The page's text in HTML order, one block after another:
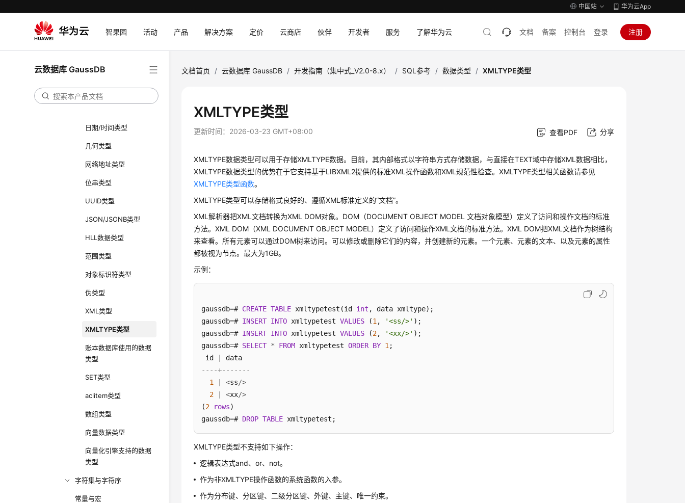
中国站 华为云App
智果园 活动 产品 解决方案 定价 云商店 伙伴 开发者 服务 了解华为云 文档 备案 控制台 登录 注册
云数据库 GaussDB
数值类型
布尔类型
字符类型
日期/时间类型
几何类型
网络地址类型
位串类型
UUID类型
JSON/JSONB类型
HLL数据类型
范围类型
对象标识符类型
伪类型
XML类型
XMLTYPE类型
账本数据库使用的数据
类型
SET类型
aclitem类型
数组类型
向量数据类型
向量化引擎支持的数据
类型
字符集与字符序
常量与宏
文档首页 / 云数据库 GaussDB / 开发指南（集中式_V2.0-8.x） / SQL参考 / 数据类型 / XMLTYPE类型
XMLTYPE类型
更新时间： 2026-03-23 GMT+08:00 查看PDF 分享
XMLTYPE数据类型可以用于存储XMLTYPE数据。目前，其内部格式以字符串方式存储数据，与直接在TEXT域中存储XML数据相比，
XMLTYPE数据类型的优势在于它支持基于LIBXML2提供的标准XML操作函数和XML规范性检查。XMLTYPE类型相关函数请参见
XMLTYPE类型函数。
XMLTYPE类型可以存储格式良好的、遵循XML标准定义的“文档”。
XML解析器把XML文档转换为XML DOM对象。DOM（DOCUMENT OBJECT MODEL 文档对象模型）定义了访问和操作文档的标准
方法。XML DOM（XML DOCUMENT OBJECT MODEL）定义了访问和操作XML文档的标准方法。XML DOM把XML文档作为树结构
来查看。所有元素可以通过DOM树来访问。可以修改或删除它们的内容，并创建新的元素。一个元素、元素的文本、以及元素的属性
都被视为节点。最大为1GB。
示例：
gaussdb=# CREATE TABLE xmltypetest(id int , data xmltype);
gaussdb=# INSERT INTO xmltypetest VALUES (1 , '<ss/>' );
gaussdb=# INSERT INTO xmltypetest VALUES (2, '<xx/>' );
gaussdb=# SELECT * FROM xmltypetest ORDER BY 1 ;
id
----+-------
1
<ss/>
2
<xx/>
(2 rows)
gaussdb=# DROP TABLE xmltypetest;
XMLTYPE类型不支持如下操作：
逻辑表达式and、or、not。
作为非XMLTYPE操作函数的系统函数的入参。
作为分布键、分区键、二级分区键、外键、主键、唯一约束。